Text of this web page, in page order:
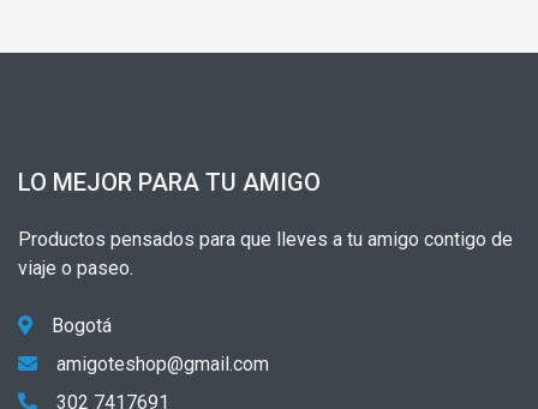
LO MEJOR PARA TU AMIGO
Productos pensados para que lleves a tu amigo contigo de
viaje o paseo.
Bogotá
amigoteshop@gmail.com
302 7417691